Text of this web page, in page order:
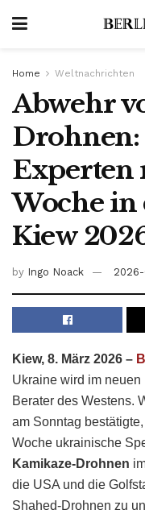
Home Weltnachrichten
Abwehr
Experten
Woche in
Kiew
by Ingo Noack
Kiew, 8. März 2026 –
Ukraine wird im neuen
Berater des Westens.
am Sonntag
Woche ukrainische
Kamikaze-Drohnen
die USA und die
Shahed-Drohnen zu